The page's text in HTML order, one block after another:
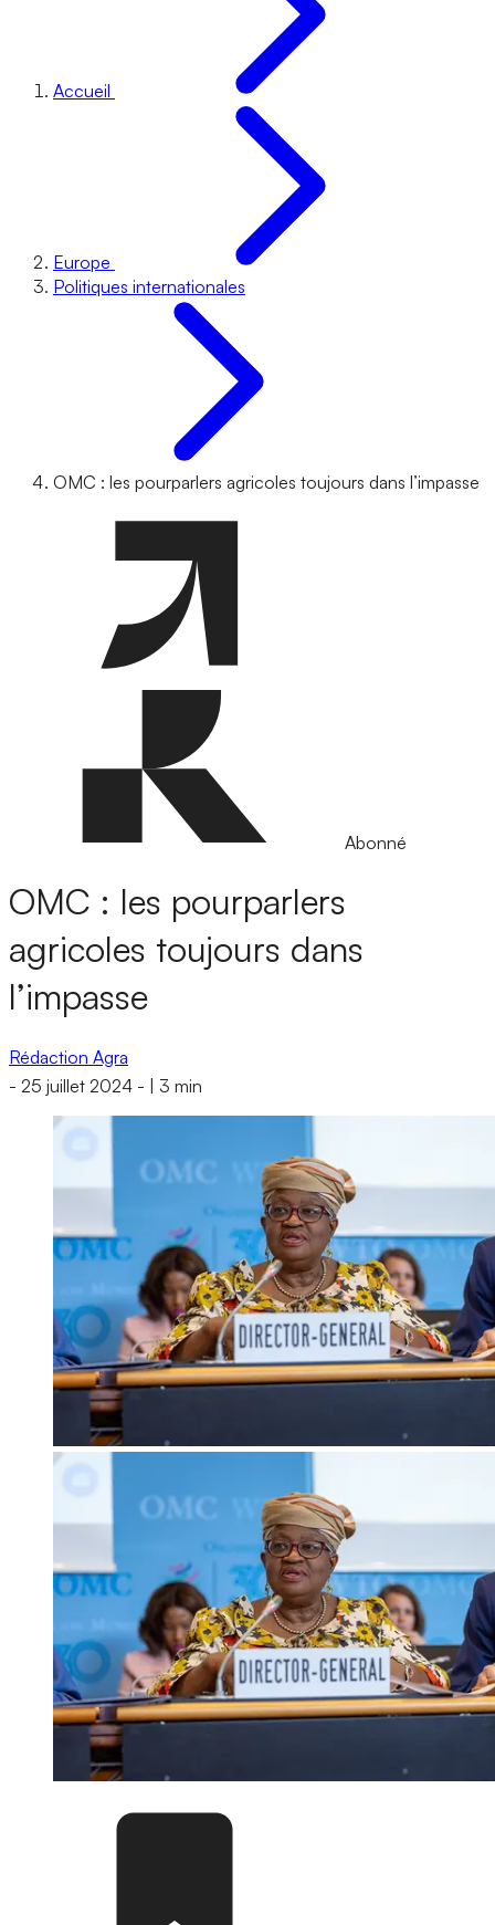
Accueil
Europe
Politiques internationales
OMC : les pourparlers agricoles toujours dans l’impasse
Abonné
OMC : les pourparlers
agricoles toujours dans
l’impasse
Rédaction Agra
- 25 juillet 2024 - 3 min